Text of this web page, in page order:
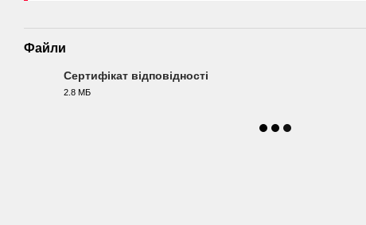
Файли
Сертифікат відповідності
2.8 МБ